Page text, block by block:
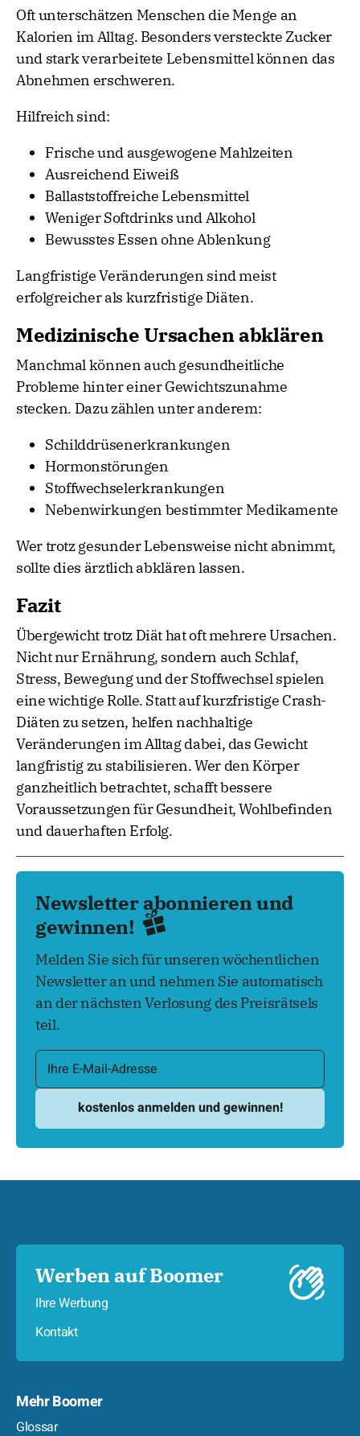
Oft unterschätzen Menschen die Menge an
Kalorien im Alltag. Besonders versteckte Zucker
und stark verarbeitete Lebensmittel können das
Abnehmen erschweren.
Hilfreich sind:
Frische und ausgewogene Mahlzeiten
Ausreichend Eiweiß
Ballaststoffreiche Lebensmittel
Weniger Softdrinks und Alkohol
Bewusstes Essen ohne Ablenkung
Langfristige Veränderungen sind meist
erfolgreicher als kurzfristige Diäten.
Medizinische Ursachen abklären
Manchmal können auch gesundheitliche
Probleme hinter einer Gewichtszunahme
stecken. Dazu zählen unter anderem:
Schilddrüsenerkrankungen
Hormonstörungen
Stoffwechselerkrankungen
Nebenwirkungen bestimmter Medikamente
Wer trotz gesunder Lebensweise nicht abnimmt,
sollte dies ärztlich abklären lassen.
Fazit
Übergewicht trotz Diät hat oft mehrere Ursachen.
Nicht nur Ernährung, sondern auch Schlaf,
Stress, Bewegung und der Stoffwechsel spielen
eine wichtige Rolle. Statt auf kurzfristige Crash-
Diäten zu setzen, helfen nachhaltige
Veränderungen im Alltag dabei, das Gewicht
langfristig zu stabilisieren. Wer den Körper
ganzheitlich betrachtet, schafft bessere
Voraussetzungen für Gesundheit, Wohlbefinden
und dauerhaften Erfolg.
Newsletter abonnieren und
gewinnen!
Melden Sie sich für unseren wöchentlichen
Newsletter an und nehmen Sie automatisch
an der nächsten Verlosung des Preisrätsels
teil.
Werben auf Boomer
Ihre Werbung
Kontakt
Mehr Boomer
Glossar